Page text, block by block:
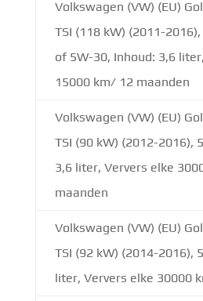
Volkswagen (VW) (EU)
TSI (118 kW) (2011-
of 5W-30, Inhoud: 3,6
15000 km/ 12 maanden
Volkswagen (VW) (EU)
TSI (90 kW) (2012-2016),
3,6 liter, Ververs elke
maanden
Volkswagen (VW) (EU)
TSI (92 kW) (2014-2016),
liter, Ververs elke 30000